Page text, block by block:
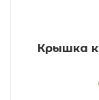
Крышка